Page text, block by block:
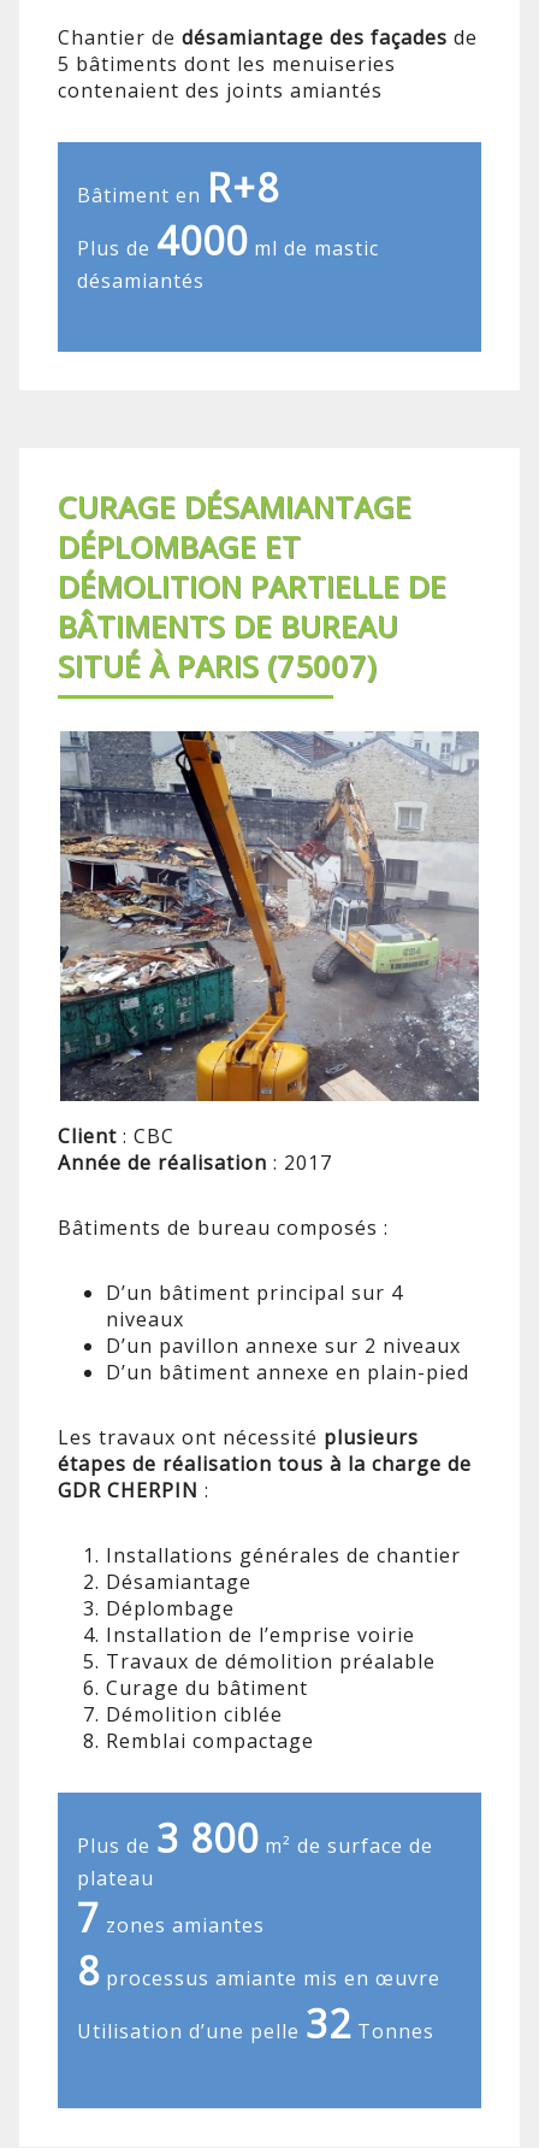
Chantier de désamiantage des façades de
5 bâtiments dont les menuiseries
contenaient des joints amiantés
Bâtiment en R+8
Plus de 4000 ml de mastic
désamiantés
CURAGE DÉSAMIANTAGE
DÉPLOMBAGE ET
DÉMOLITION PARTIELLE DE
BÂTIMENTS DE BUREAU
SITUÉ À PARIS (75007)
Client : CBC
Année de réalisation : 2017
Bâtiments de bureau composés :
D’un bâtiment principal sur 4
niveaux
D’un pavillon annexe sur 2 niveaux
D’un bâtiment annexe en plain-pied
Les travaux ont nécessité plusieurs
étapes de réalisation tous à la charge de
GDR CHERPIN :
Installations générales de chantier
Désamiantage
Déplombage
Installation de l’emprise voirie
Travaux de démolition préalable
Curage du bâtiment
Démolition ciblée
Remblai compactage
Plus de 3 800 m² de surface de
plateau
7 zones amiantes
8 processus amiante mis en œuvre
Utilisation d’une pelle 32 Tonnes